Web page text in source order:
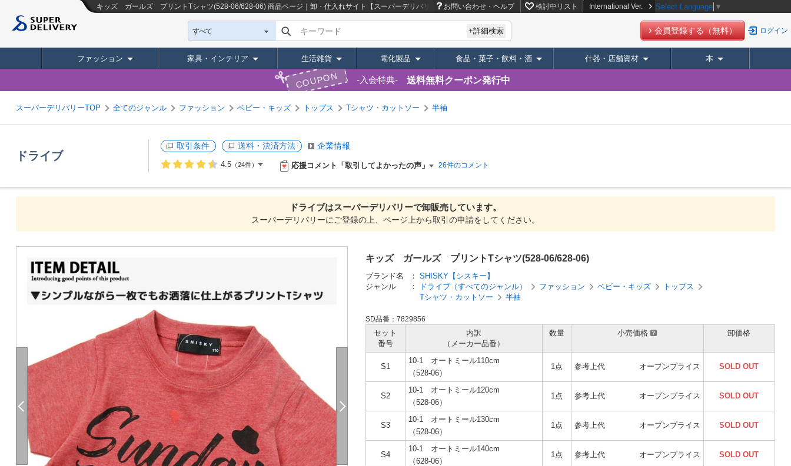
キッズ ガールズ プリントTシャツ(528-06/628-06) 商品ページ｜卸・仕入れサイト【スーパーデリバリー】 お問い合わせ・ヘルプ 検討中リスト International Ver. Select Language ▼
すべて キーワード +詳細検索 会員登録する（無料） ログイン
ファッション 家具・インテリア 生活雑貨 電化製品 食品・菓子・飲料・酒 什器・店舗資材 本
COUPON 入会特典 送料無料クーポン発行中
スーパーデリバリーTOP 全てのジャンル ファッション ベビー・キッズ トップス Tシャツ・カットソー 半袖
ドライブ
取引条件 送料・決済方法 企業情報
4.5（24件） 応援コメント「取引してよかったの声」 26件のコメント
ドライブはスーパーデリバリーで卸販売しています。
スーパーデリバリーにご登録の上、ページ上から取引の申請をしてください。
キッズ ガールズ プリントTシャツ(528-06/628-06)
ブランド名 ： SHISKY【シスキー】
ジャンル
： ドライブ（すべてのジャンル） ファッション ベビー・キッズ
トップス
Tシャツ・カットソー
半袖
SD品番：7829856
セット
番号
内訳
（メーカー品番）
数量 小売価格 卸価格
S1
10-1 オートミール110cm
（528-06）
1点 参考上代 オープンプライス SOLD OUT
S2
10-1 オートミール120cm
（528-06）
1点 参考上代 オープンプライス SOLD OUT
S3
10-1 オートミール130cm
（528-06）
1点 参考上代 オープンプライス SOLD OUT
S4
10-1 オートミール140cm
（628-06）
1点 参考上代 オープンプライス SOLD OUT